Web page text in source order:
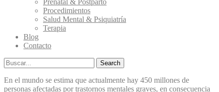
Prenatal & Postparto
Procedimientos
Salud Mental & Psiquiatría
Terapia
Blog
Contacto
Search
En el mundo se estima que actualmente hay 450 millones de
personas afectadas por trastornos mentales graves, en consecuencia